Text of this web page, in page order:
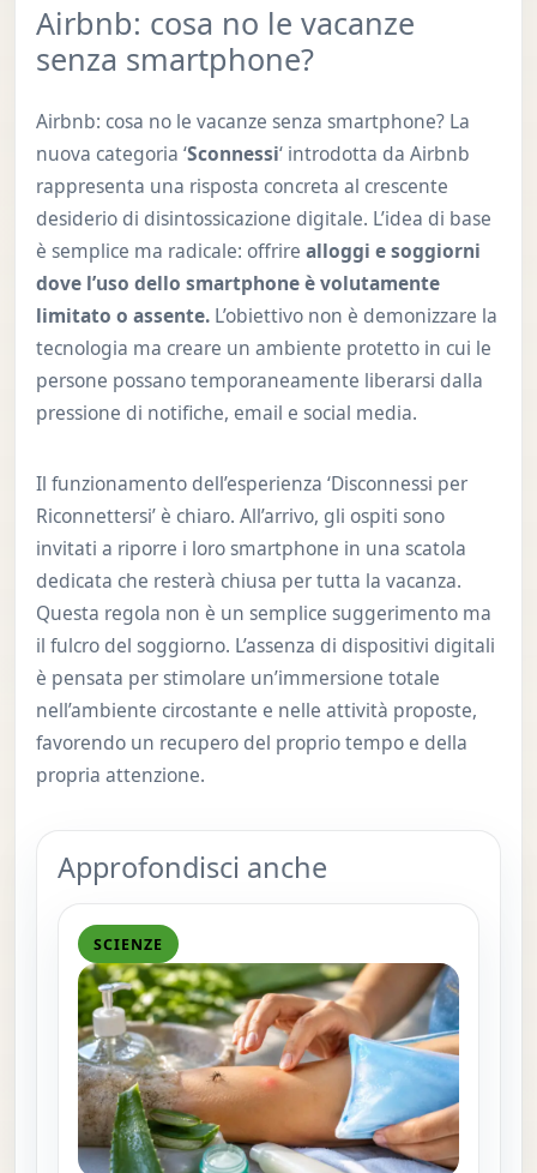
Airbnb: cosa no le vacanze
senza smartphone?
Airbnb: cosa no le vacanze senza smartphone? La
nuova categoria ‘Sconnessi‘ introdotta da Airbnb
rappresenta una risposta concreta al crescente
desiderio di disintossicazione digitale. L’idea di base
è semplice ma radicale: offrire alloggi e soggiorni
dove l’uso dello smartphone è volutamente
limitato o assente.L’obiettivo non è demonizzare la
tecnologia ma creare un ambiente protetto in cui le
persone possano temporaneamente liberarsi dalla
pressione di notifiche, email e social media.
Il funzionamento dell’esperienza ‘Disconnessi per
Riconnettersi’ è chiaro. All’arrivo, gli ospiti sono
invitati a riporre i loro smartphone in una scatola
dedicata che resterà chiusa per tutta la vacanza.
Questa regola non è un semplice suggerimento ma
il fulcro del soggiorno. L’assenza di dispositivi digitali
è pensata per stimolare un’immersione totale
nell’ambiente circostante e nelle attività proposte,
favorendo un recupero del proprio tempo e della
propria attenzione.
Approfondisci anche
SCIENZE